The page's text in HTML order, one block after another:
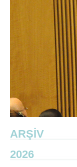
ARŞİV
2026